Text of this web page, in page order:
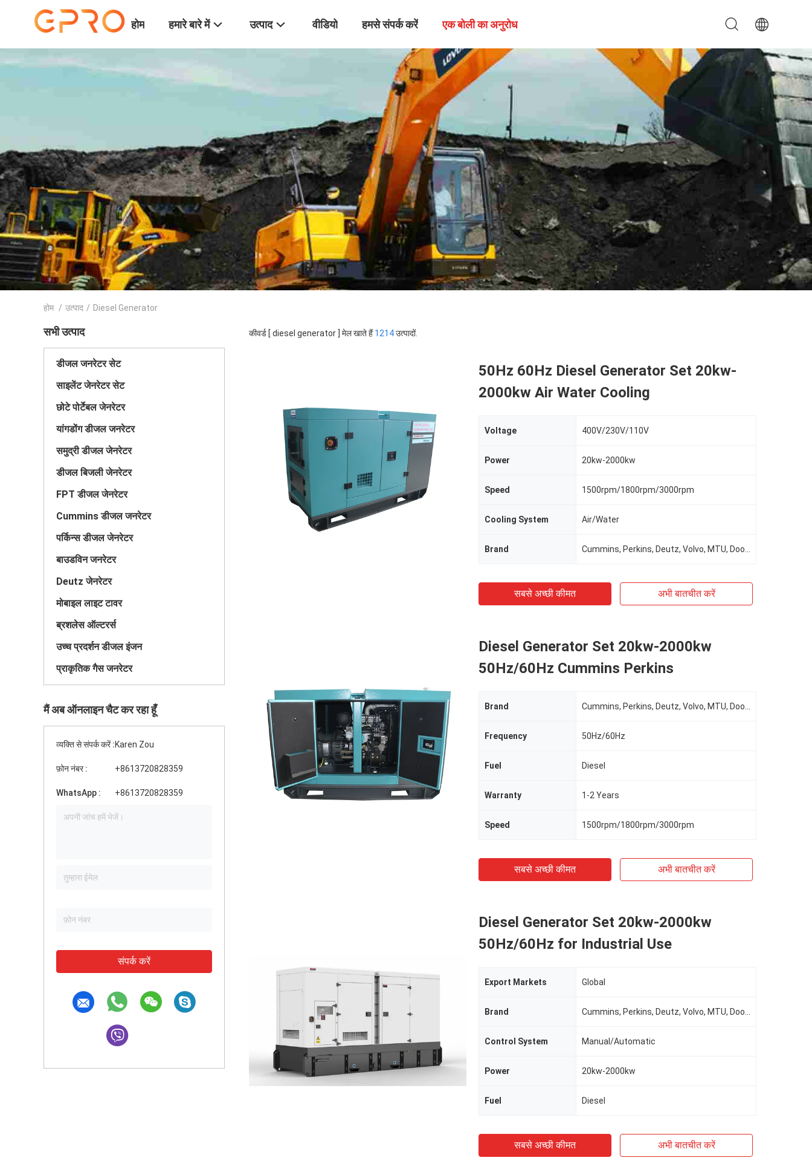
होम हमारे बारे में उत्पाद वीडियो हमसे संपर्क करें एक बोली का अनुरोध
होम / उत्पाद / Diesel Generator
सभी उत्पाद
डीजल जनरेटर सेट
साइलेंट जेनरेटर सेट
छोटे पोर्टेबल जेनरेटर
यांगडोंग डीजल जनरेटर
समुद्री डीजल जेनरेटर
डीजल बिजली जेनरेटर
FPT डीजल जेनरेटर
Cummins डीजल जनरेटर
पर्किन्स डीजल जेनरेटर
बाउडविन जनरेटर
Deutz जेनरेटर
मोबाइल लाइट टावर
ब्रशलेस ऑल्टरर्स
उच्च प्रदर्शन डीजल इंजन
प्राकृतिक गैस जनरेटर
मैं अब ऑनलाइन चैट कर रहा हूँ
व्यक्ति से संपर्क करें :Karen Zou
फ़ोन नंबर : +8613720828359
WhatsApp : +8613720828359
संपर्क करें
कीवर्ड [ diesel generator ] मेल खाते हैं1214उत्पादों.
50Hz 60Hz Diesel Generator Set 20kw-
2000kw Air Water Cooling
Voltage 400V/230V/110V
Power 20kw-2000kw
Speed 1500rpm/1800rpm/3000rpm
Cooling System Air/Water
Brand
सबसे अच्छी कीमत अभी बातचीत करें
Diesel Generator Set 20kw-2000kw
50Hz/60Hz Cummins Perkins
Brand
Frequency 50Hz/60Hz
Fuel Diesel
Warranty 1-2 Years
Speed 1500rpm/1800rpm/3000rpm
सबसे अच्छी कीमत अभी बातचीत करें
Diesel Generator Set 20kw-2000kw
50Hz/60Hz for Industrial Use
Export Markets Global
Brand
Control System Manual/Automatic
Power 20kw-2000kw
Fuel Diesel
सबसे अच्छी कीमत अभी बातचीत करें